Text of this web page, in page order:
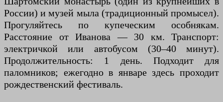
России) и музей мыла (традиционный промысел).
Прогуляйтесь по купеческим особнякам.
Расстояние от Иванова — 30 км. Транспорт:
электричкой или автобусом (30–40 минут).
Продолжительность: 1 день. Подходит для
паломников; ежегодно в январе здесь проходит
рождественский фестиваль.